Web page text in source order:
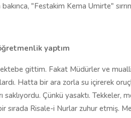
"Festakim Kema Umirte"
yaptım
gittim. Fakat Müdürler ve
Hatta bir ara zorla su içirerek
saklıyordu. Çünkü yasaktı.
sırada Risale-i Nurlar zuhur etmiş.